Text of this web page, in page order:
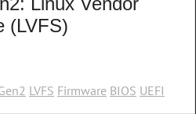
(LVFS)
LVFS Firmware BIOS UEFI